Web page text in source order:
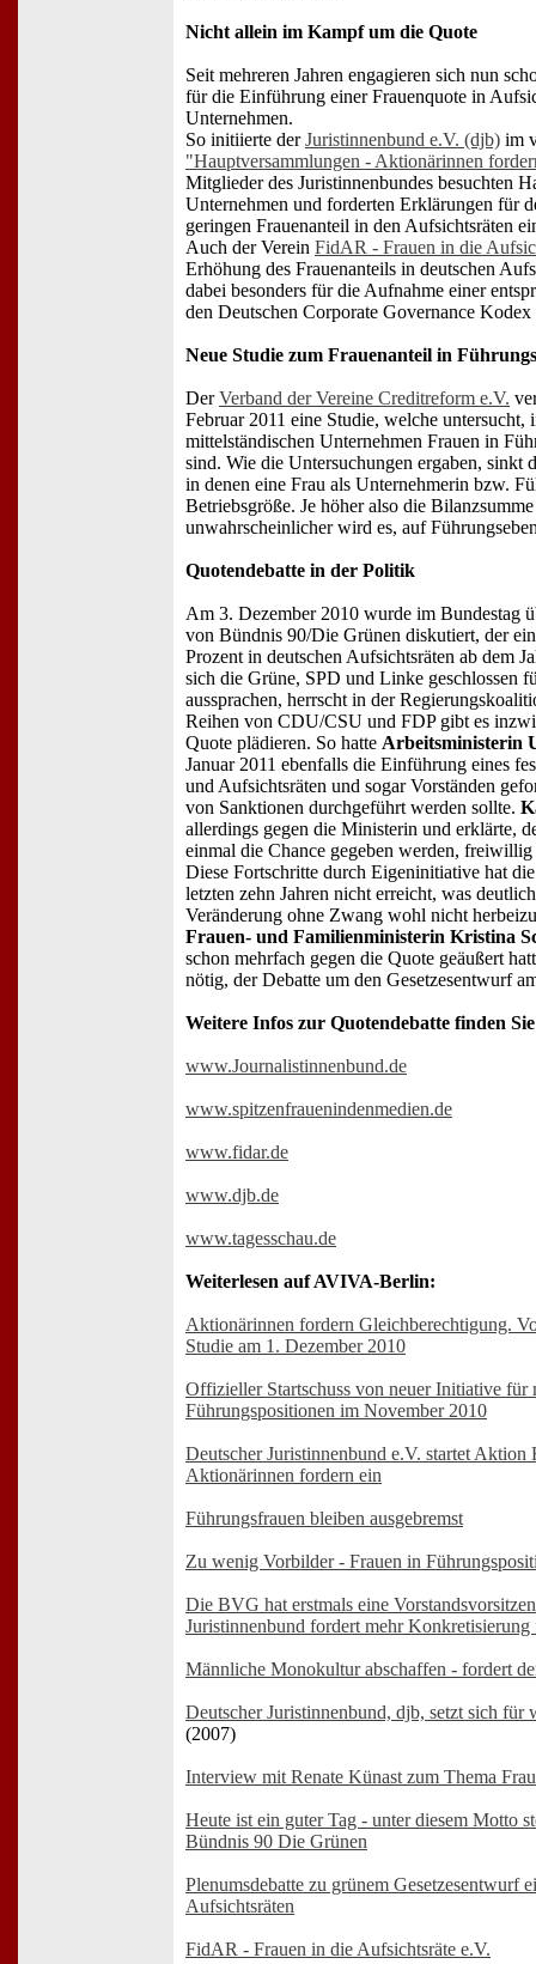
Nicht allein im Kampf um die Quote
Seit mehreren Jahren engagieren sich nun
für die Einführung einer Frauenquote in
Unternehmen.
So initiierte derJuristinnenbund e.V. (djb) im
"Hauptversammlungen - Aktionärinnen
Mitglieder des Juristinnenbundes besuchten
Unternehmen und forderten Erklärungen für
geringen Frauenanteil in den Aufsichtsräten
Auch der Verein FidAR - Frauen in die
Erhöhung des Frauenanteils in deutschen
dabei besonders für die Aufnahme einer
den Deutschen Corporate Governance
Neue Studie zum Frauenanteil in
DerVerband der Vereine Creditreform e.V.
Februar 2011 eine Studie, welche untersucht,
mittelständischen Unternehmen Frauen in
sind. Wie die Untersuchungen ergaben, sinkt
in denen eine Frau als Unternehmerin bzw.
Betriebsgröße. Je höher also die
unwahrscheinlicher wird es, auf
Quotendebatte in der Politik
Am 3. Dezember 2010 wurde im Bundestag
von Bündnis 90/Die Grünen diskutiert, der
Prozent in deutschen Aufsichtsräten ab dem
sich die Grüne, SPD und Linke geschlossen
aussprachen, herrscht in der
Reihen von CDU/CSU und FDP gibt es
Quote plädieren. So hatte Arbeitsministerin
Januar 2011 ebenfalls die Einführung eines
und Aufsichtsräten und sogar Vorständen
von Sanktionen durchgeführt werden sollte.
allerdings gegen die Ministerin und erklärte,
einmal die Chance gegeben werden,
Diese Fortschritte durch Eigeninitiative hat
letzten zehn Jahren nicht erreicht, was
Veränderung ohne Zwang wohl nicht
Frauen- und Familienministerin Kristina
schon mehrfach gegen die Quote geäußert
nötig, der Debatte um den Gesetzesentwurf
Weitere Infos zur Quotendebatte finden
www.Journalistinnenbund.de
www.spitzenfrauenindenmedien.de
www.fidar.de
www.djb.de
www.tagesschau.de
Weiterlesen auf AVIVA-Berlin:
Aktionärinnen fordern Gleichberechtigung.
Studie am 1. Dezember 2010
Offizieller Startschuss von neuer Initiative für
Führungspositionen im November 2010
Deutscher Juristinnenbund e.V. startet Aktion
Aktionärinnen fordern ein
Führungsfrauen bleiben ausgebremst
Zu wenig Vorbilder - Frauen in
Die BVG hat erstmals eine
Juristinnenbund fordert mehr
Männliche Monokultur abschaffen - fordert
Deutscher Juristinnenbund, djb, setzt sich für
(2007)
Interview mit Renate Künast zum Thema
Heute ist ein guter Tag - unter diesem Motto
Bündnis 90 Die Grünen
Plenumsdebatte zu grünem Gesetzesentwurf
Aufsichtsräten
FidAR - Frauen in die Aufsichtsräte e.V.